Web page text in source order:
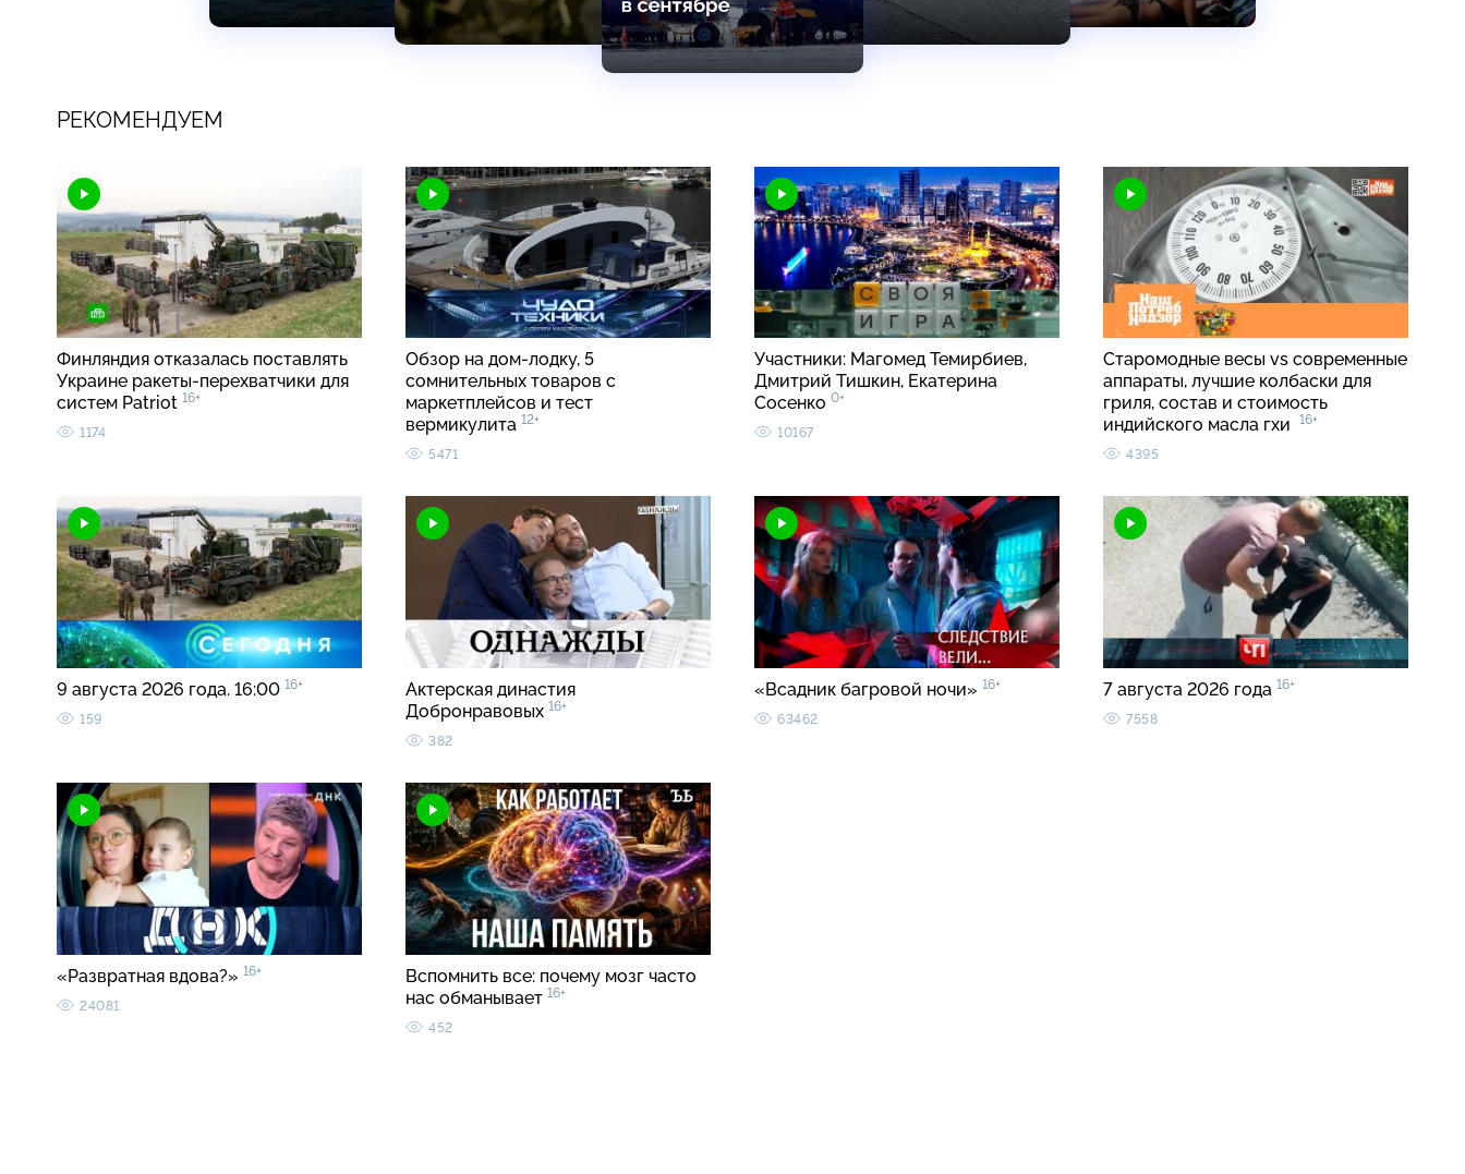
РЕКОМЕНДУЕМ
Финляндия отказалась поставлять
Украине ракеты-перехватчики для
систем Patriot 16+
1174
Обзор на дом-лодку, 5
сомнительных товаров с
маркетплейсов и тест
вермикулита 12+
5471
Участники: Магомед Темирбиев,
Дмитрий Тишкин, Екатерина
Сосенко 0+
10167
Старомодные весы vs современные
аппараты, лучшие колбаски для
гриля, состав и стоимость
индийского масла гхи
16+
4395
9 августа 2026 года. 16:00 16+
159
Актерская династия
Добронравовых 16+
382
«Всадник багровой ночи» 16+
63462
7 августа 2026 года 16+
7558
«Развратная вдова?» 16+
24081
Вспомнить все: почему мозг часто
нас обманывает 16+
452